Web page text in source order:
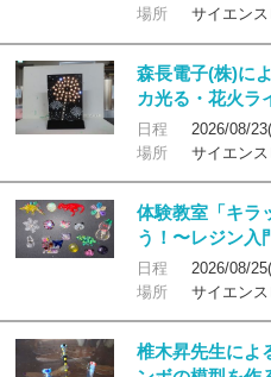
場所
サイエン
森長電子(株)に
カ光る・花火ラ
日程
2026/08/
場所
サイエン
体験教室「キラ
う！〜レジン入
日程
2026/08/
場所
サイエン
椎木昇先生によ